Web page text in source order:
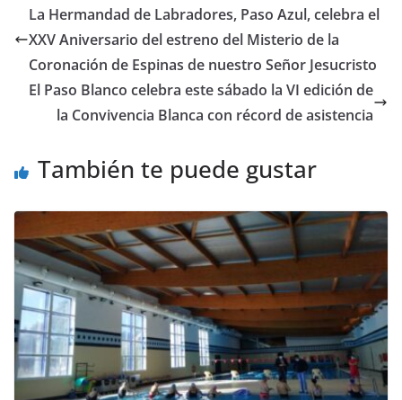
La Hermandad de Labradores, Paso Azul, celebra el
XXV Aniversario del estreno del Misterio de la
Coronación de Espinas de nuestro Señor Jesucristo
El Paso Blanco celebra este sábado la VI edición de
la Convivencia Blanca con récord de asistencia
También te puede gustar